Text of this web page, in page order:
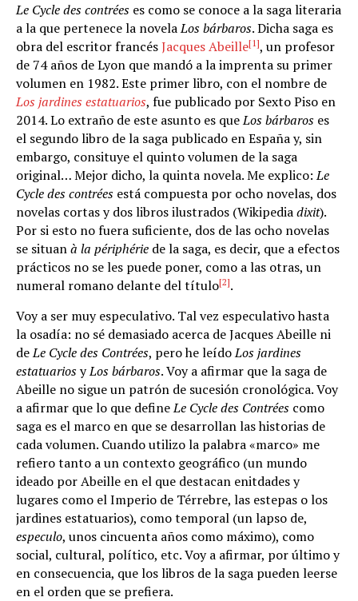
Le Cycle des contrées es como se conoce a la saga literaria
a la que pertenece la novelaLos bárbaros. Dicha saga es
obra del escritor francésJacques Abeille[1], un profesor
de 74 años de Lyon que mandó a la imprenta su primer
volumen en 1982. Este primer libro, con el nombre de
Los jardines estatuarios, fue publicado por Sexto Piso en
2014. Lo extraño de este asunto es queLos bárbaros es
el segundo libro de la saga publicado en España y, sin
embargo, consituye el quinto volumen de la saga
original… Mejor dicho, la quinta novela. Me explico:Le
Cycle des contrées está compuesta por ocho novelas, dos
novelas cortas y dos libros ilustrados (Wikipediadixit).
Por si esto no fuera suficiente, dos de las ocho novelas
se situanà la périphérie de la saga, es decir, que a efectos
prácticos no se les puede poner, como a las otras, un
numeral romano delante del título[2].
Voy a ser muy especulativo. Tal vez especulativo hasta
la osadía: no sé demasiado acerca de Jacques Abeille ni
deLe Cycle des Contrées, pero he leídoLos jardines
estatuariosyLos bárbaros. Voy a afirmar que la saga de
Abeille no sigue un patrón de sucesión cronológica. Voy
a afirmar que lo que defineLe Cycle des Contrées como
saga es el marco en que se desarrollan las historias de
cada volumen. Cuando utilizo la palabra «marco» me
refiero tanto a un contexto geográfico (un mundo
ideado por Abeille en el que destacan enitdades y
lugares como el Imperio de Térrebre, las estepas o los
jardines estatuarios), como temporal (un lapso de,
especulo, unos cincuenta años como máximo), como
social, cultural, político, etc. Voy a afirmar, por último y
en consecuencia, que los libros de la saga pueden leerse
en el orden que se prefiera.